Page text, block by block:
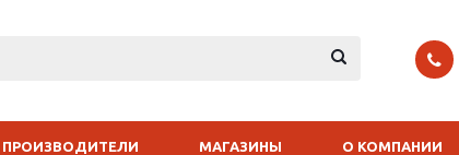
ПРОИЗВОДИТЕЛИ МАГАЗИНЫ О КОМПАНИИ